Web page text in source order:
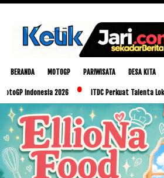
BERANDA MOTOGP PARIWISATA DESA KITA
2026 ITDC Perkuat Talenta Lokal dan